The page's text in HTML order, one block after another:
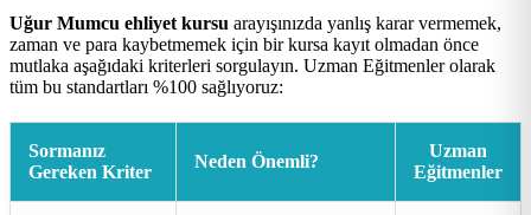
Uğur Mumcu ehliyet kursu arayışınızda yanlış karar vermemek,
zaman ve para kaybetmemek için bir kursa kayıt olmadan önce
mutlaka aşağıdaki kriterleri sorgulayın. Uzman Eğitmenler olarak
tüm bu standartları %100 sağlıyoruz:
Sormanız
Gereken Kriter
Neden Önemli?
Uzman
Eğitmenler